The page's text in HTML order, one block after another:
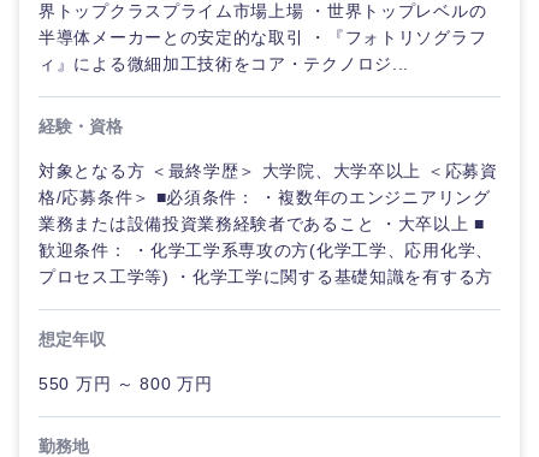
ご希望の職種を選択してください
経営企
画・事業
企画
経営ボー
すべての経営企画・事業企
ご希望の職種を選択してください
経営企画・事業企画
経営ボード
ご希望の業界を選択してください
商社・卸
ご希望の勤務地を選択してください
北海道・東北地方
秋田県 岩手県
ご希望条件を入力ください
希望年収
界トップクラスプライム市場上場 ・世界トップレベルの
半導体メーカーとの安定的な取引 ・『フォトリソグラフ
ィ』による微細加工技術をコア・テクノロジ...
経験・資格
対象となる方 ＜最終学歴＞ 大学院、大学卒以上 ＜応募資
格/応募条件＞ ■必須条件： ・複数年のエンジニアリング
業務または設備投資業務経験者であること ・大卒以上 ■
歓迎条件： ・化学工学系専攻の方(化学工学、応用化学、
プロセス工学等) ・化学工学に関する基礎知識を有する方
想定年収
550 万円 ～ 800 万円
勤務地